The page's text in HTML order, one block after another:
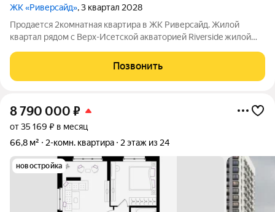
ЖК «Риверсайд», 3 квартал 2028
Продается 2комнатная квартира в ЖК Риверсайд. Жилой
квартал рядом с Верх-Исетской акваторией Riverside жилой
улицами Татищева и Крауля. ВИЗ один из самых
перспективных и наиболее востребованных
Позвонить
8 790 000 ₽
от 35 169 ₽ в месяц
66,8 м²
2-комн. квартира 2 этаж из 24
новостройка